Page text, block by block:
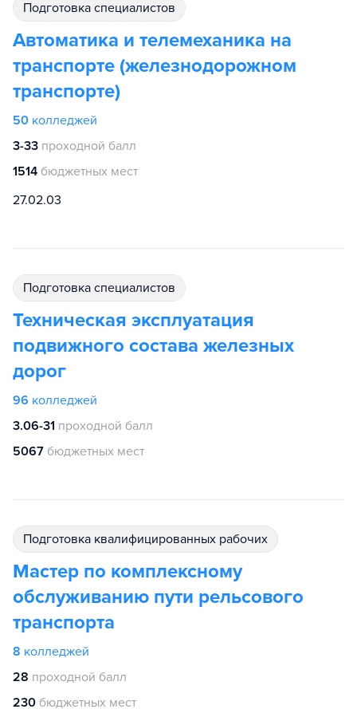
подготовка специалистов
Автоматика и телемеханика на
транспорте (железнодорожном
транспорте)
50 колледжей
3-33 проходной балл
1514 бюджетных мест
27.02.03
подготовка специалистов
Техническая эксплуатация
подвижного состава железных
дорог
96 колледжей
3.06-31 проходной балл
5067 бюджетных мест
подготовка квалифицированных рабочих
Мастер по комплексному
обслуживанию пути рельсового
транспорта
8 колледжей
28 проходной балл
230 бюджетных мест